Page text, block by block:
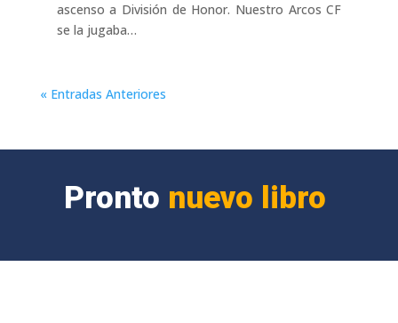
ascenso a División de Honor. Nuestro Arcos CF
se la jugaba…
« Entradas Anteriores
Pronto nuevo libro